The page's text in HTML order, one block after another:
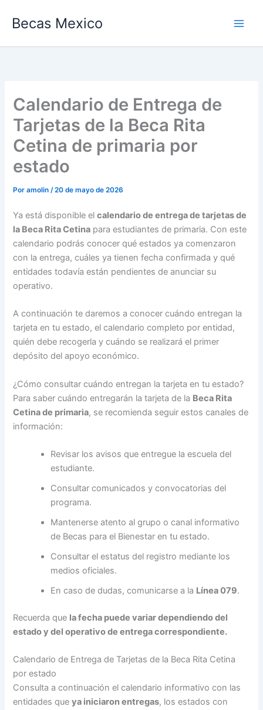
Becas Mexico
Calendario de Entrega de
Tarjetas de la Beca Rita
Cetina de primaria por
estado
Poramolin/20 de mayo de 2026
Ya está disponible elcalendario de entrega de tarjetas de
la Beca Rita Cetina para estudiantes de primaria. Con este
calendario podrás conocer qué estados ya comenzaron
con la entrega, cuáles ya tienen fecha confirmada y qué
entidades todavía están pendientes de anunciar su
operativo.
A continuación te daremos a conocer cuándo entregan la
tarjeta en tu estado, el calendario completo por entidad,
quién debe recogerla y cuándo se realizará el primer
depósito del apoyo económico.
¿Cómo consultar cuándo entregan la tarjeta en tu estado?
Para saber cuándo entregarán la tarjeta de la Beca Rita
Cetina de primaria, se recomienda seguir estos canales de
información:
Revisar los avisos que entregue la escuela del
estudiante.
Consultar comunicados y convocatorias del
programa.
Mantenerse atento al grupo o canal informativo
de Becas para el Bienestar en tu estado.
Consultar el estatus del registro mediante los
medios oficiales.
En caso de dudas, comunicarse a la Línea 079.
Recuerda que la fecha puede variar dependiendo del
estado y del operativo de entrega correspondiente.
Calendario de Entrega de Tarjetas de la Beca Rita Cetina
por estado
Consulta a continuación el calendario informativo con las
entidades queya iniciaron entregas, los estados con